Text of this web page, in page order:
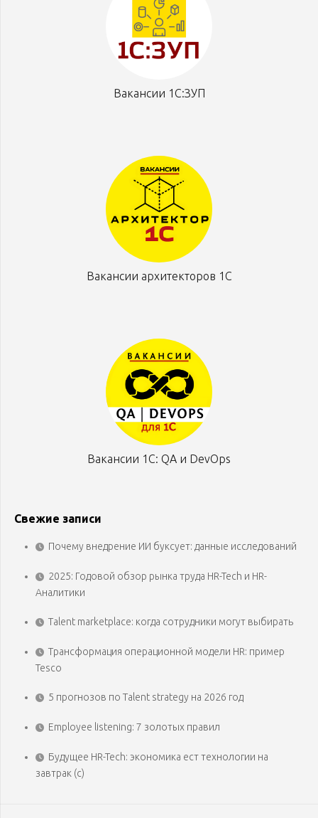
Вакансии 1С:ЗУП
Вакансии архитекторов 1С
Вакансии 1С: QA и DevOps
Свежие записи
Почему внедрение ИИ буксует: данные исследований
2025: Годовой обзор рынка труда HR-Tech и HR-
Аналитики
Talent marketplace: когда сотрудники могут выбирать
Трансформация операционной модели HR: пример
Tesco
5 прогнозов по Talent strategy на 2026 год
Employee listening: 7 золотых правил
Будущее HR-Tech: экономика ест технологии на
завтрак (с)